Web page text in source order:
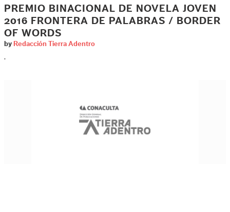
PREMIO BINACIONAL DE NOVELA JOVEN
2016 FRONTERA DE PALABRAS / BORDER
OF WORDS
by Redacción Tierra Adentro
.